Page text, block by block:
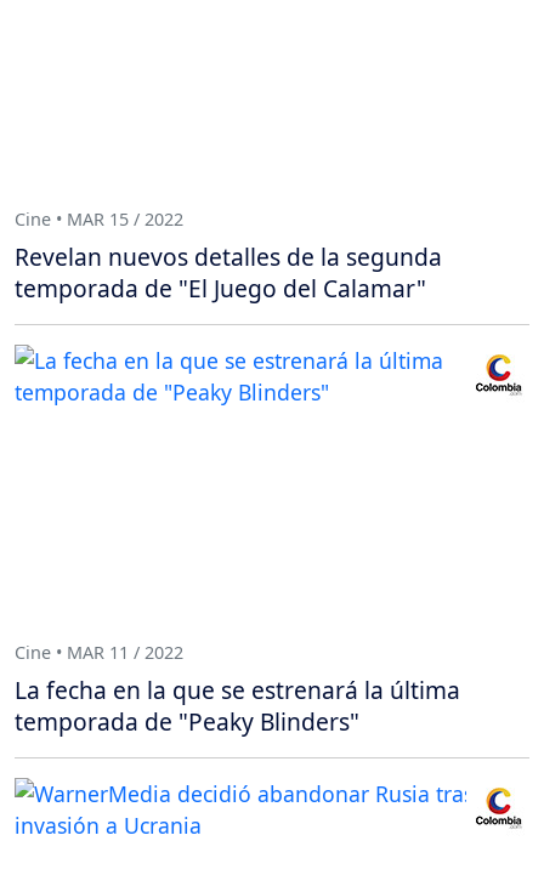
Cine • MAR 15 / 2022
Revelan nuevos detalles de la segunda
temporada de "El Juego del Calamar"
Cine • MAR 11 / 2022
La fecha en la que se estrenará la última
temporada de "Peaky Blinders"